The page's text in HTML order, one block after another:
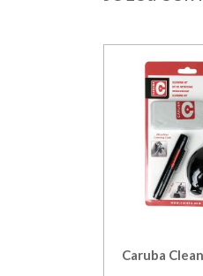
Caruba